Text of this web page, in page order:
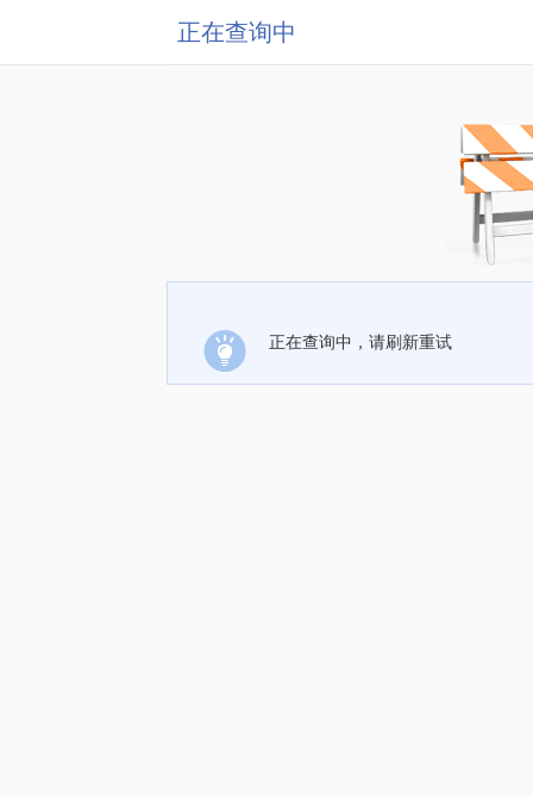
正在查询中
正在查询中，请刷新重试